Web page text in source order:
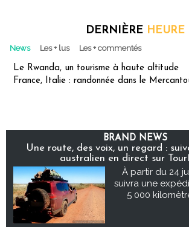
DERNIÈRE HEURE
News Les + lus Les + commentés
Le Rwanda, un tourisme à haute altitude
France, Italie : randonnée dans le
BRAND NEWS
Une route, des voix, un regard :
australien en direct sur
À partir du 24
suivra une
5 000